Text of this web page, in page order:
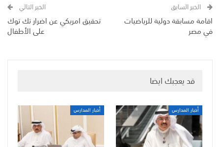
الخبر السابق
اقامة مسابقة دولية للرياضيات
في مصر
الخبر التالي
تحقيق امريكي عن اضرار تك توك
على الأطفال
قد يعجبك ايضا
أخبار المدارس أخبار المدارس